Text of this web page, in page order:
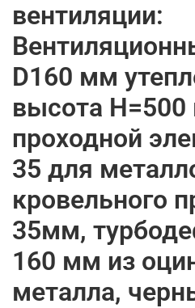
вентиляции:
D160 мм
высота
проходной
35 для
кровельного
35мм,
160 мм из
металла,